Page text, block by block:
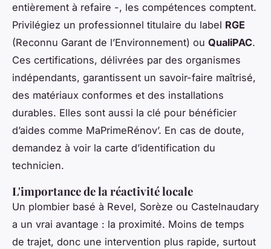
entièrement à refaire -, les compétences comptent.
Privilégiez un professionnel titulaire du label RGE
(Reconnu Garant de l’Environnement) ou QualiPAC.
Ces certifications, délivrées par des organismes
indépendants, garantissent un savoir-faire maîtrisé,
des matériaux conformes et des installations
durables. Elles sont aussi la clé pour bénéficier
d’aides comme MaPrimeRénov’. En cas de doute,
demandez à voir la carte d’identification du
technicien.
L'importance de la réactivité locale
Un plombier basé à Revel, Sorèze ou Castelnaudary
a un vrai avantage : la proximité. Moins de temps
de trajet, donc une intervention plus rapide, surtout